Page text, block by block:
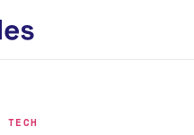
TECH